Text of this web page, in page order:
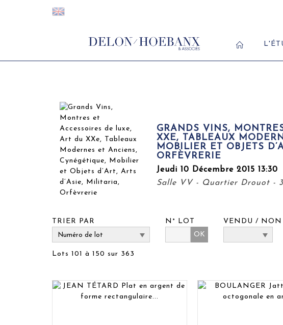
GRANDS VINS,
XXE, TABLEAUX
MOBILIER ET OBJETS
ORFÈVRERIE
Jeudi 10 Décembre 2015 13:30
Salle VV - Quartier Drouot -
TRIER PAR
N° LOT
OK
VENDU / NON
Lots 101 à 150 sur 363